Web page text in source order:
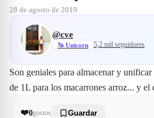
28 de agosto de 2019
@cve
🦄 Unicorn 5,2 mil seguidores
Son geniales para almacenar y
de 1L para los macarrones arroz... y el
❤️0gostos Guardar